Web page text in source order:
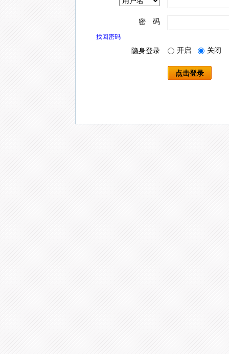
密 码
找回密码
隐身登录 开启 关闭
点击登录